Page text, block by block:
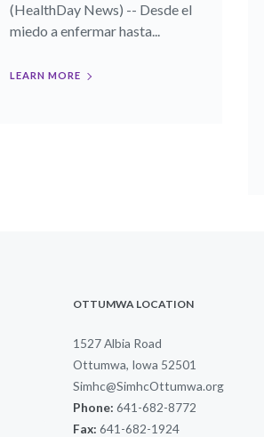
(HealthDay News) -- Desde el
miedo a enfermar hasta...
LEARN MORE
OTTUMWA LOCATION
1527 Albia Road
Ottumwa, Iowa 52501
Simhc@SimhcOttumwa.org
Phone: 641-682-8772
Fax: 641-682-1924